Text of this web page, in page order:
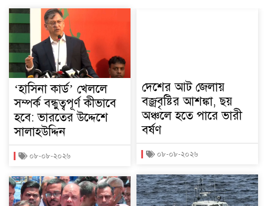
‘হাসিনা কার্ড’ খেললে
সম্পর্ক বন্ধুত্বপূর্ণ কীভাবে
হবে: ভারতের উদ্দেশে
সালাহউদ্দিন
০৮-০৮-২০২৬
দেশের আট জেলায়
বজ্রবৃষ্টির আশঙ্কা, ছয়
অঞ্চলে হতে পারে ভারী
বর্ষণ
০৮-০৮-২০২৬